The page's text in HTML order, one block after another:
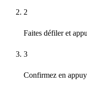
2
Faites défiler et
3
Confirmez en